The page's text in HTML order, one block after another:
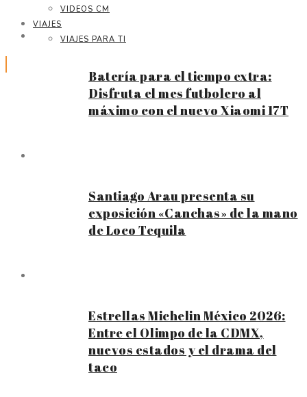
VIDEOS CM
VIAJES
VIAJES PARA TI
Batería para el tiempo extra:
Disfruta el mes futbolero al
máximo con el nuevo Xiaomi 17T
Santiago Arau presenta su
exposición «Canchas» de la mano
de Loco Tequila
Estrellas Michelin México 2026:
Entre el Olimpo de la CDMX,
nuevos estados y el drama del
taco